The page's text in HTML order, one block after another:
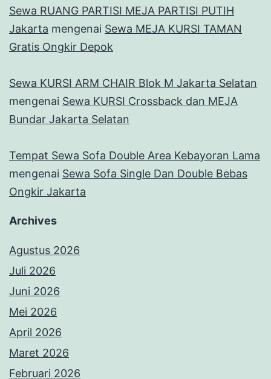
Sewa RUANG PARTISI MEJA PARTISI PUTIH
Jakarta mengenai Sewa MEJA KURSI TAMAN
Gratis Ongkir Depok
Sewa KURSI ARM CHAIR Blok M Jakarta Selatan
mengenai Sewa KURSI Crossback dan MEJA
Bundar Jakarta Selatan
Tempat Sewa Sofa Double Area Kebayoran Lama
mengenai Sewa Sofa Single Dan Double Bebas
Ongkir Jakarta
Archives
Agustus 2026
Juli 2026
Juni 2026
Mei 2026
April 2026
Maret 2026
Februari 2026